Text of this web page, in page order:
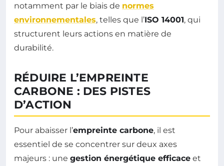
notamment par le biais de normes
environnementales, telles que l’ISO 14001, qui
structurent leurs actions en matière de
durabilité.
RÉDUIRE L’EMPREINTE
CARBONE : DES PISTES
D’ACTION
Pour abaisser l’empreinte carbone, il est
essentiel de se concentrer sur deux axes
majeurs : une gestion énergétique efficace et